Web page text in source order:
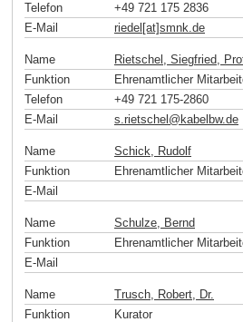
Telefon
+49 721 175 2836
E-Mail
riedel[at]smnk.de
Name
Rietschel, Siegfried,
Funktion
Ehrenamtlicher
Telefon
+49 721 175-2860
E-Mail
s.rietschel @ kabelbw.de
Name
Schick, Rudolf
Funktion
Ehrenamtlicher
E-Mail
Name
Schulze, Bernd
Funktion
Ehrenamtlicher
E-Mail
Name
Trusch, Robert, Dr.
Funktion
Kurator